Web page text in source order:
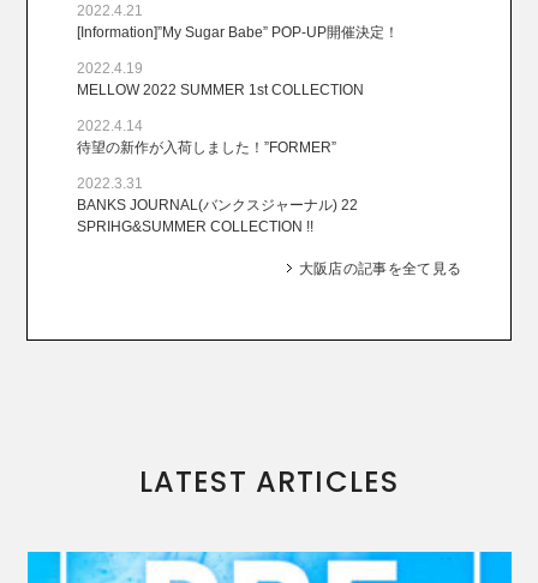
2022.4.21
[Information]”My Sugar Babe” POP-UP開催決定！
2022.4.19
MELLOW 2022 SUMMER 1st COLLECTION
2022.4.14
待望の新作が入荷しました！”FORMER”
2022.3.31
BANKS JOURNAL(バンクスジャーナル) 22
SPRIHG&SUMMER COLLECTION !!
大阪店の記事を全て見る
LATEST ARTICLES